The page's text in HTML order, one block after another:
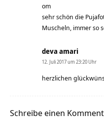
om
sehr schön die
Muscheln, immer so
deva amari
12. Juli 2017 um 23:20 Uhr
herzlichen
Schreibe einen